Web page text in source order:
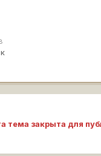
тема закрыта для